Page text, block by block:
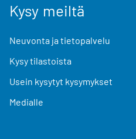
Kysy meiltä
Neuvonta ja tietopalvelu
Kysy tilastoista
Usein kysytyt kysymykset
Medialle